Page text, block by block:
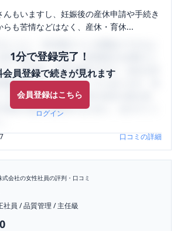
もいますし、妊娠後の産休申請や手続き
らも苦情などはなく、産休・育休...
1分で登録完了！
会員登録で続きが見れます
会員登録はこちら
ログイン
シーハブ)は、女性限定の企業口コ
す。給与面・女性の働きやすさ・会社の評
職は気にすべき点がたくさんあります。先
の口コミを通して、本当の会社の姿を知
現在の悩みを解消するために、ぜひサイト
口コミの詳細
式会社の女性社員の評判・口コミ
社員 /品質管理 /主任級